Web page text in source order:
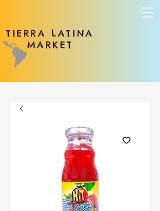
TIERRA LATINA
MARKET